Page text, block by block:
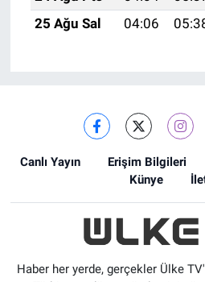
25 Ağu Sal
04:06
Canlı Yayın Erişim Bilgileri
Künye
Haber her yerde, gerçekler Ülke